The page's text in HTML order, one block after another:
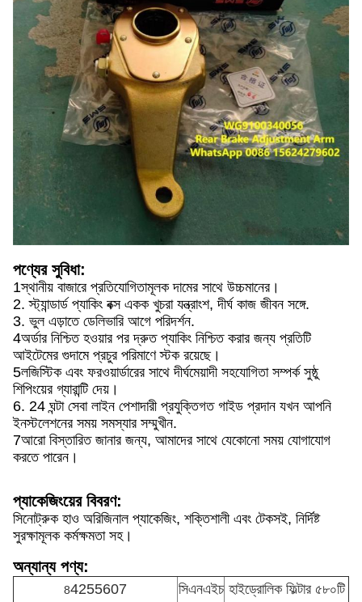
পণ্যের সুবিধা:
1স্থানীয় বাজারে প্রতিযোগিতামূলক দামের সাথে উচ্চমানের।
2. স্ট্যান্ডার্ড প্যাকিং বক্স একক খুচরা যন্ত্রাংশ, দীর্ঘ কাজ জীবন সঙ্গে.
3. ভুল এড়াতে ডেলিভারি আগে পরিদর্শন.
4অর্ডার নিশ্চিত হওয়ার পর দ্রুত প্যাকিং নিশ্চিত করার জন্য প্রতিটি
আইটেমের গুদামে প্রচুর পরিমাণে স্টক রয়েছে।
5লজিস্টিক এবং ফরওয়ার্ডারের সাথে দীর্ঘমেয়াদী সহযোগিতা সম্পর্ক সুষ্ঠু
শিপিংয়ের গ্যারান্টি দেয়।
6. 24 ঘন্টা সেবা লাইন পেশাদারী প্রযুক্তিগত গাইড প্রদান যখন আপনি
ইনস্টলেশনের সময় সমস্যার সম্মুখীন.
7আরো বিস্তারিত জানার জন্য, আমাদের সাথে যেকোনো সময় যোগাযোগ
করতে পারেন।
প্যাকেজিংয়ের বিবরণ:
সিনোট্রুক হাও অরিজিনাল প্যাকেজিং, শক্তিশালী এবং টেকসই, নির্দিষ্ট
সুরক্ষামূলক কর্মক্ষমতা সহ।
অন্যান্য পণ্য:
84255607 সিএনএইচ হাইড্রোলিক ফিল্টার ৫৮০টি